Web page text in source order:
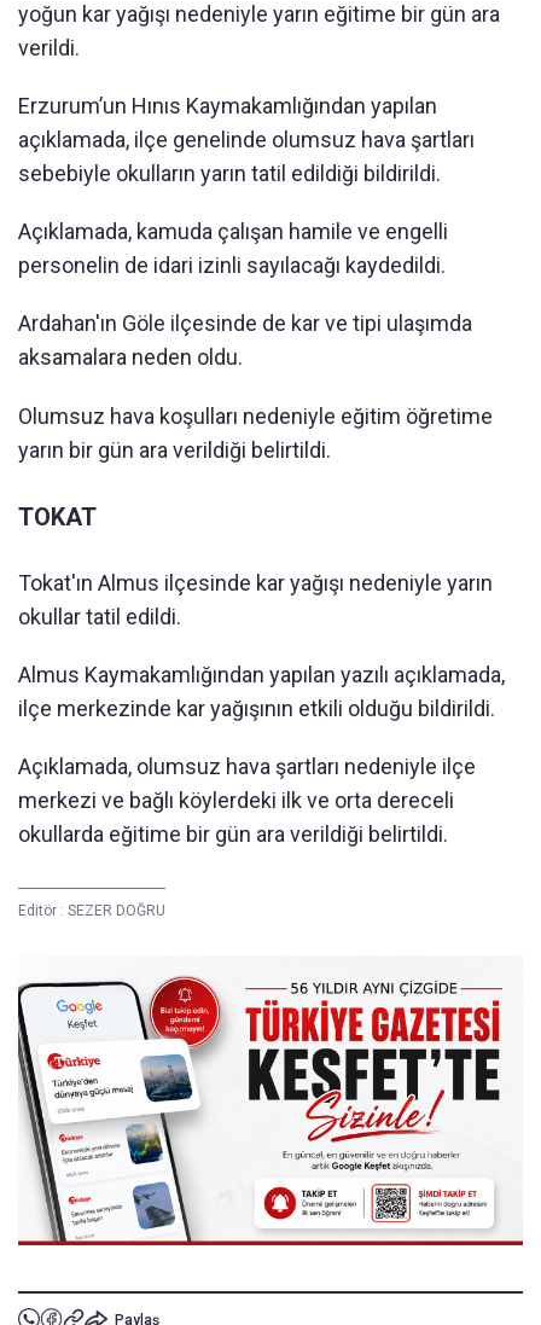
yoğun kar yağışı nedeniyle yarın eğitime bir gün ara
verildi.
Erzurum’un Hınıs Kaymakamlığından yapılan
açıklamada, ilçe genelinde olumsuz hava şartları
sebebiyle okulların yarın tatil edildiği bildirildi.
Açıklamada, kamuda çalışan hamile ve engelli
personelin de idari izinli sayılacağı kaydedildi.
Ardahan'ın Göle ilçesinde de kar ve tipi ulaşımda
aksamalara neden oldu.
Olumsuz hava koşulları nedeniyle eğitim öğretime
yarın bir gün ara verildiği belirtildi.
TOKAT
Tokat'ın Almus ilçesinde kar yağışı nedeniyle yarın
okullar tatil edildi.
Almus Kaymakamlığından yapılan yazılı açıklamada,
ilçe merkezinde kar yağışının etkili olduğu bildirildi.
Açıklamada, olumsuz hava şartları nedeniyle ilçe
merkezi ve bağlı köylerdeki ilk ve orta dereceli
okullarda eğitime bir gün ara verildiği belirtildi.
Editör : SEZER DOĞRU
Paylaş